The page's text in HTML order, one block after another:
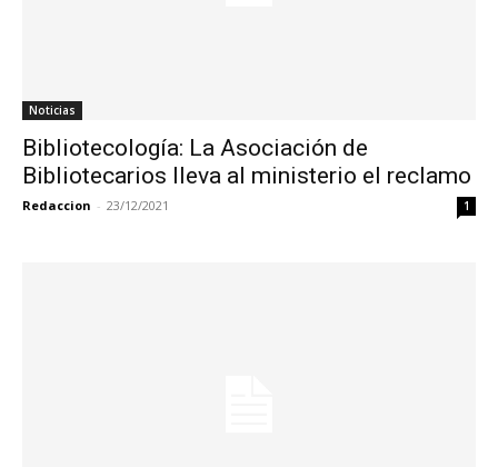
Noticias
Bibliotecología: La Asociación de
Bibliotecarios lleva al ministerio el reclamo
Redaccion - 23/12/2021 1